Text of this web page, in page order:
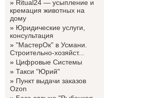
» Ritual24 — усыпление и
кремация животных на
дому
» Юридические услуги,
консультация
» "МастерОк" в Усмани.
Строительно-хозяйст...
» Цифровые Системы
» Такси "Юрий"
» Пункт выдачи заказов
Ozon